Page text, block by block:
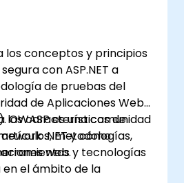
los conceptos y principios
con ASP.NET a
de pruebas del
de Aplicaciones Web
OWASP es una comunidad
metodologías,
y tecnologías
el ámbito de la
las características de
.NET y cómo
web.